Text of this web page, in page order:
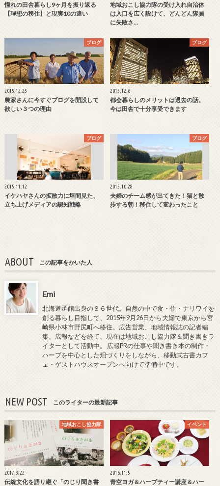
憧れの田舎暮らし9ヶ月を振り返る
【理想の移住】と現実10の違い
地域おこし協力隊の受け入れ自治体
は入口を広く設けて、どんどん隊員
に失敗さ…
ブログ
2015.12.25
農家さんに今すぐブログを開設して
欲しい３つの理由
ブログ
2015.12.6
都会暮らしのメリットは過去の話。
今は田舎で十分享受できます
ブログ
2015.11.12
イケハヤさんの拡散力に垣間見た、
立ち上げメディアの認知戦略
ブログ
2015.10.28
夫婦のチーム感が出てきた！猫と散
歩する朝！移住して変わったこと
ABOUT この記事をかいた人
Emi
北海道函館出身の８６世代。自然の中で食・住・ナリワイを
創る暮らし目指して、2015年9月26日から夫婦で東京から宮
崎県小林市野尻町へ移住。広告営業、地域情報誌の記者編
集、広報などを経て、現在は地域おこし協力隊＆聞き書きラ
イターとして活動中。 広報PRの仕事や聞き書き本の制作・
ハーブを中心とした畑づくりをしながら、移動式古書カフ
ェ・ゲストハウスオープンへ向けて準備中です。
NEW POST このライターの最新記事
地域おこし協力隊
2017.3.22
伝統文化を語り継ぐ「のじり聞き書
イベント
2016.11.5
青空ヨガ＆ハーブティー講座＆ハー